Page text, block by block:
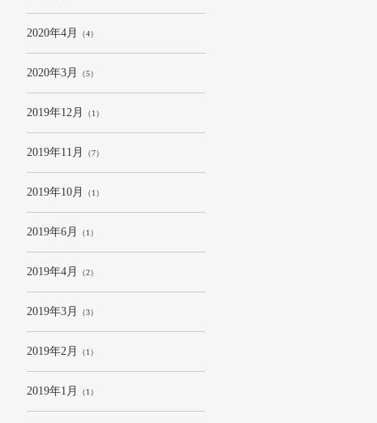
2020年4月 （4）
2020年3月 （5）
2019年12月 （1）
2019年11月 （7）
2019年10月 （1）
2019年6月 （1）
2019年4月 （2）
2019年3月 （3）
2019年2月 （1）
2019年1月 （1）